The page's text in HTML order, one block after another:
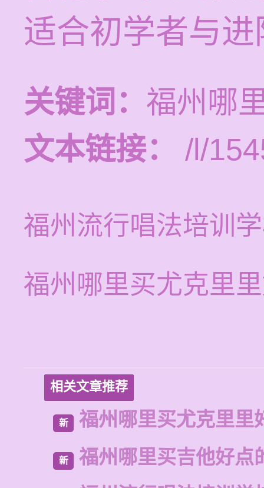
适合初学者与
关键词： 福州哪
文本链接：
/l/
福州流行唱法培训
福州哪里买尤克里
相关文章推荐
新 福州哪里买尤克里里
新
福州哪里买吉他好点